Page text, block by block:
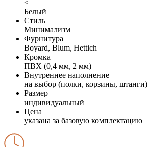
<
Белый
Стиль
Минимализм
Фурнитура
Boyard, Blum, Hettich
Кромка
ПВХ (0,4 мм, 2 мм)
Внутреннее наполнение
на выбор (полки, корзины, штанги)
Размер
индивидуальный
Цена
указана за базовую комплектацию